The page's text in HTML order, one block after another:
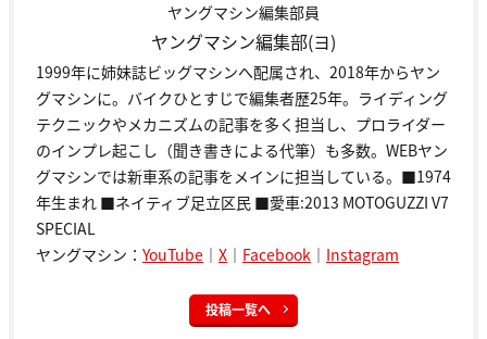
ヤングマシン編集部員
ヤングマシン編集部(ヨ)
1999年に姉妹誌ビッグマシンへ配属され、2018年からヤン
グマシンに。バイクひとすじで編集者歴25年。ライディング
テクニックやメカニズムの記事を多く担当し、プロライダー
のインプレ起こし（聞き書きによる代筆）も多数。WEBヤン
グマシンでは新車系の記事をメインに担当している。■1974
年生まれ ■ネイティブ足立区民 ■愛車:2013 MOTOGUZZI V7
SPECIAL
ヤングマシン： YouTube ｜ X ｜ Facebook ｜ Instagram
投稿一覧へ